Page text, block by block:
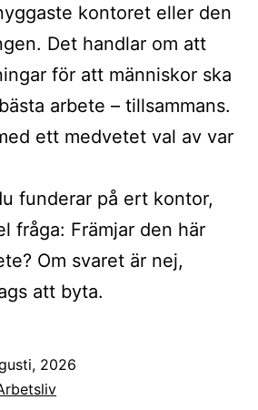
kontoret eller den
Det handlar om att
för att människor ska
arbete – tillsammans.
ett medvetet val av var
funderar på ert kontor,
fråga: Främjar den här
Om svaret är nej,
att byta.
2026